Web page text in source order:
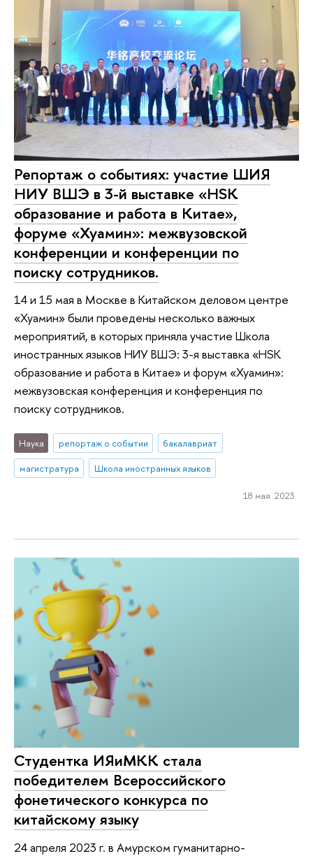
Репортаж о событиях: участие ШИЯ
НИУ ВШЭ в 3-й выставке «HSK
образование и работа в Китае»,
форуме «Хуамин»: межвузовской
конференции и конференции по
поиску сотрудников.
14 и 15 мая в Москве в Китайском деловом центре
«Хуамин» были проведены несколько важных
мероприятий, в которых приняла участие Школа
иностранных языков НИУ ВШЭ: 3-я выставка «HSK
образование и работа в Китае» и форум «Хуамин»:
межвузовская конференция и конференция по
поиску сотрудников.
Наука репортаж о событии
бакалавриат
магистратура
Школа иностранных языков
18 мая 2023
Студентка ИЯиМКК стала
победителем Всероссийского
фонетического конкурса по
китайскому языку
24 апреля 2023 г. в Амурском гуманитарно-